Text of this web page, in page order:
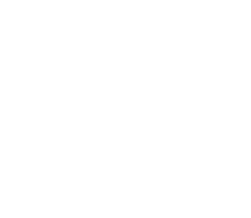
todo lo incomodaba. Bastaba una mirada
a su alcance.